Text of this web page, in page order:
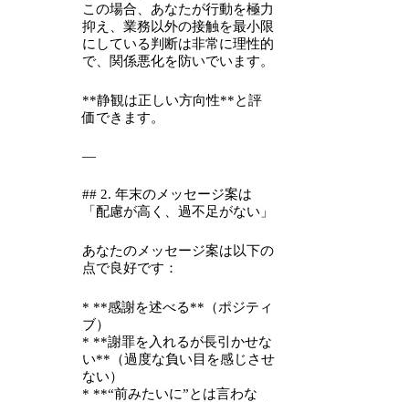
この場合、あなたが行動を極力
抑え、業務以外の接触を最小限
にしている判断は非常に理性的
で、関係悪化を防いでいます。
**静観は正しい方向性**と評
価できます。
—
## 2. 年末のメッセージ案は
「配慮が高く、過不足がない」
あなたのメッセージ案は以下の
点で良好です：
* **感謝を述べる**（ポジティ
ブ）
* **謝罪を入れるが長引かせな
い**（過度な負い目を感じさせ
ない）
* **“前みたいに”とは言わな